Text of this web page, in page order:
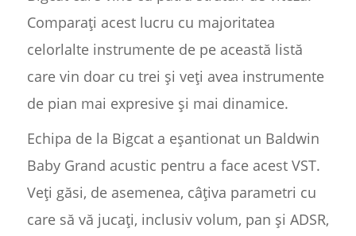
Comparați acest lucru cu majoritatea
celorlalte instrumente de pe această listă
care vin doar cu trei și veți avea instrumente
de pian mai expresive și mai dinamice.
Echipa de la Bigcat a eșantionat un Baldwin
Baby Grand acustic pentru a face acest VST.
Veți găsi, de asemenea, câțiva parametri cu
care să vă jucați, inclusiv volum, pan și ADSR,